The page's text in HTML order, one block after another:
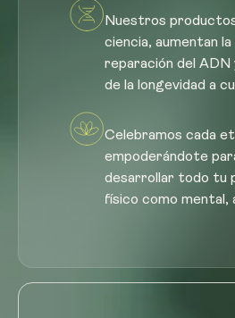
Nuestros
ciencia, aumentan
reparación del ADN
de la longevidad a
Celebramos cada
empoderándote
desarrollar todo tu
físico como mental,